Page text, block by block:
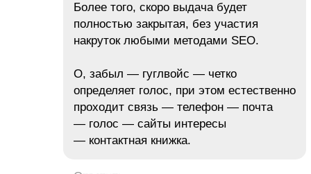
Более того, скоро выдача будет
полностью закрытая, без участия
накруток любыми методами SEO.
О, забыл — гуглвойс — четко
определяет голос, при этом естественно
проходит связь — телефон — почта
— голос — сайты интересы
— контактная книжка.